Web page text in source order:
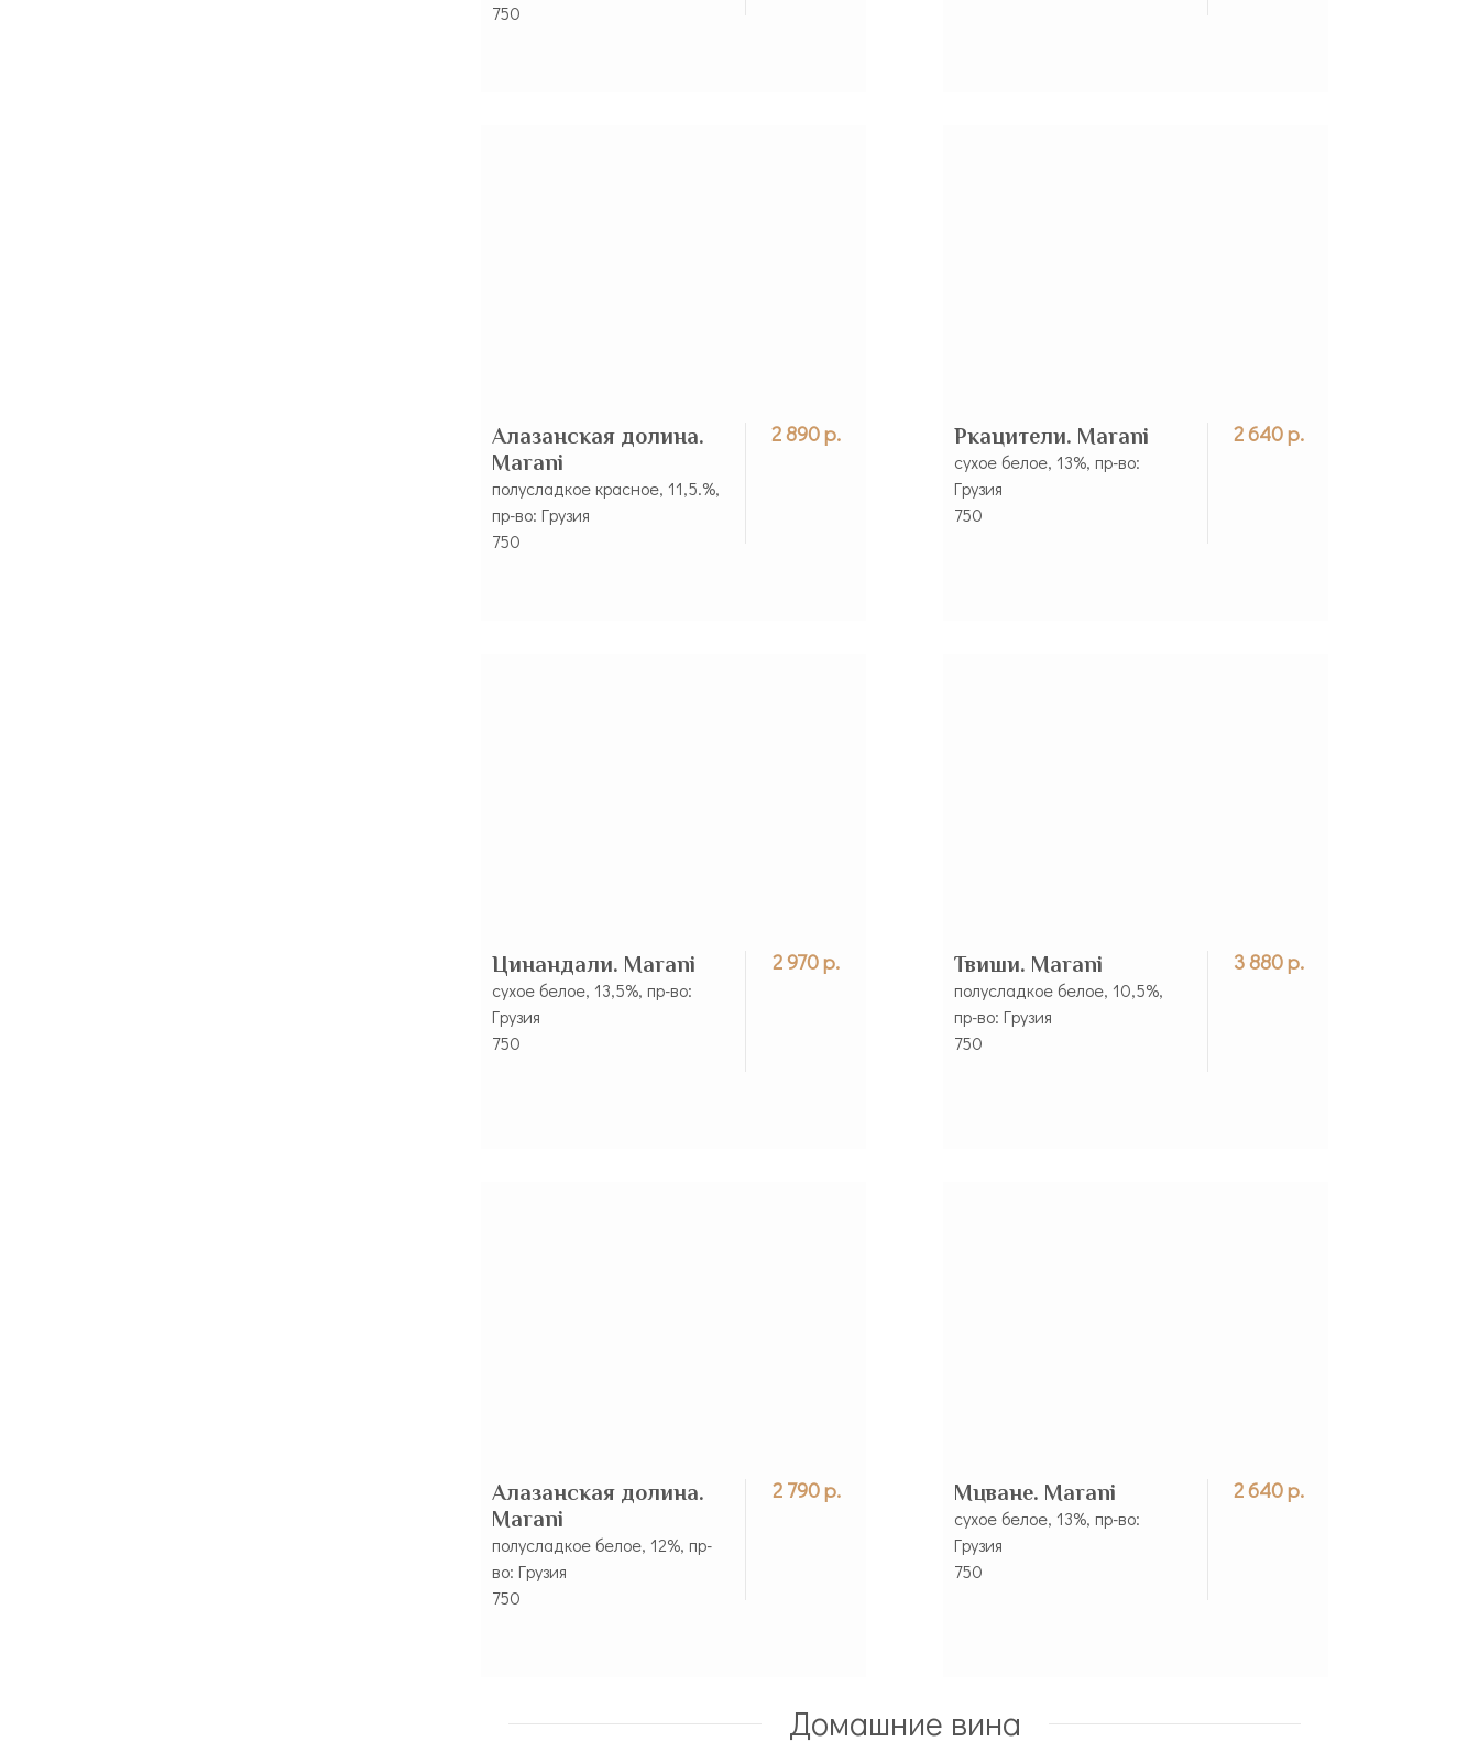
750
2 890 р.
Алазанская долина.
Marani
полусладкое красное, 11,5.%,
пр-во: Грузия
750
2 640 р.
Ркацители. Marani
сухое белое, 13%, пр-во:
Грузия
750
2 970 р.
Цинандали. Marani
сухое белое, 13,5%, пр-во:
Грузия
750
3 880 р.
Твиши. Marani
полусладкое белое, 10,5%,
пр-во: Грузия
750
2 790 р.
Алазанская долина.
Marani
полусладкое белое, 12%, пр-
во: Грузия
750
2 640 р.
Мцване. Marani
сухое белое, 13%, пр-во:
Грузия
750
Домашние вина